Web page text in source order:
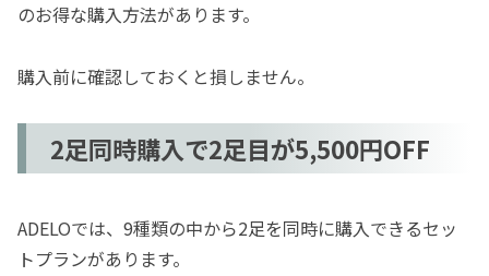
のお得な購入方法があります。
購入前に確認しておくと損しません。
2足同時購入で2足目が5,500円OFF
ADELOでは、9種類の中から2足を同時に購入できるセッ
トプランがあります。